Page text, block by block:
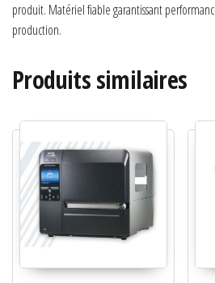
produit. Matériel fiable garantissant
production.
Produits similaires